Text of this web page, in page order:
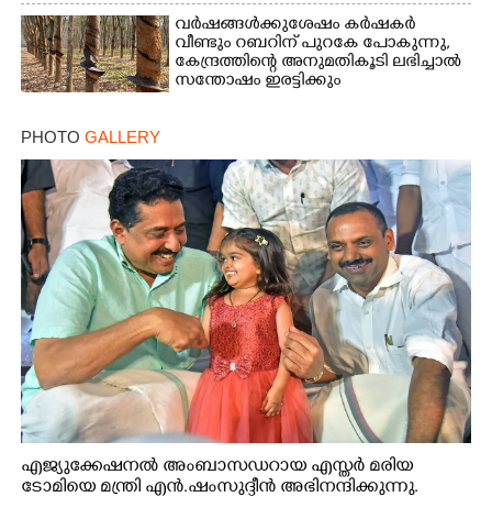
വർഷങ്ങൾക്കുശേഷം കർഷകർ
വീണ്ടും റബറിന് പുറകേ പോകുന്നു,
കേന്ദ്രത്തിന്റെ അനുമതികൂടി ലഭിച്ചാൽ
സന്തോഷം ഇരട്ടിക്കും
PHOTO GALLERY
എജ്യുക്കേഷനൽ അംബാസഡറായ എസ്തർ മരിയ
ടോമിയെ മന്ത്രി എൻ.ഷംസുദ്ദീൻ അഭിനന്ദിക്കുന്നു.